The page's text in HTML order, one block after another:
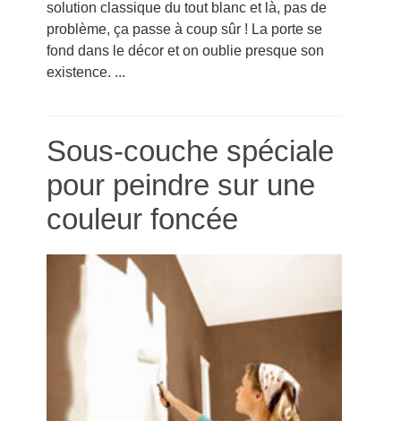
solution classique du tout blanc et là, pas de
problème, ça passe à coup sûr ! La porte se
fond dans le décor et on oublie presque son
existence. ...
Sous-couche spéciale
pour peindre sur une
couleur foncée